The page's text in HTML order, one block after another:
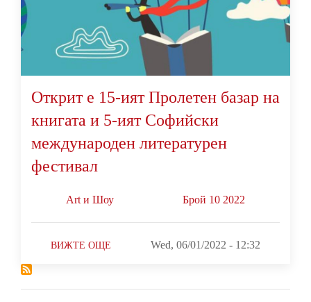
Открит е 15-ият Пролетен базар на
книгата и 5-ият Софийски
международен литературен
фестивал
Art и Шоу Брой 10 2022
ВИЖТЕ ОЩЕ Wed, 06/01/2022 - 12:32